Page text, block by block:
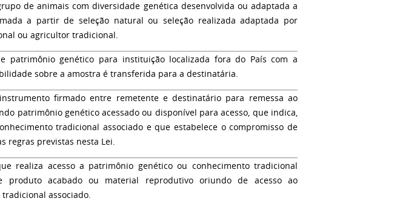
de animais com diversidade genética desenvolvida ou adaptada a
a partir de seleção natural ou seleção realizada adaptada por
ou agricultor tradicional.
patrimônio genético para instituição localizada fora do País com a
sobre a amostra é transferida para a destinatária.
firmado entre remetente e destinatário para remessa ao
patrimônio genético acessado ou disponível para acesso, que indica,
tradicional associado e que estabelece o compromisso de
regras previstas nesta Lei.
realiza acesso a patrimônio genético ou conhecimento tradicional
produto acabado ou material reprodutivo oriundo de acesso ao
associado.